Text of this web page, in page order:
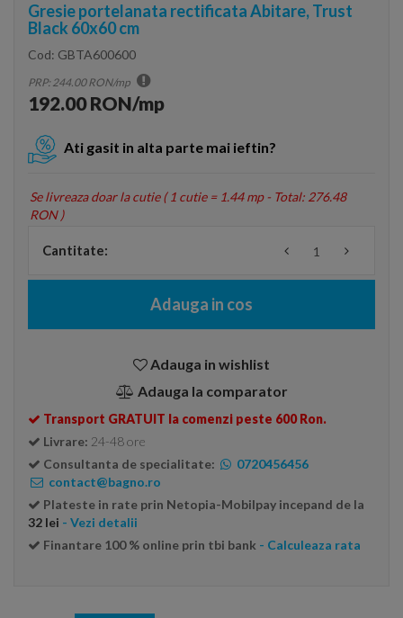
Gresie portelanata rectificata Abitare, Trust
Black 60x60 cm
Cod: GBTA600600
PRP: 244.00 RON/mp
192.00 RON/mp
Ati gasit in alta parte mai ieftin?
Se livreaza doar la cutie (1 cutie = 1.44 mp - Total: 276.48
RON )
Cantitate:
Adauga in cos
Adauga in wishlist
Adauga la comparator
Transport GRATUIT la comenzi peste 600 Ron.
Livrare: 24-48 ore
Consultanta de specialitate:
0720456456
contact@bagno.ro
Plateste in rate prin Netopia-Mobilpay incepand de la
32 lei - Vezi detalii
Finantare 100 % online prin tbi bank - Calculeaza rata